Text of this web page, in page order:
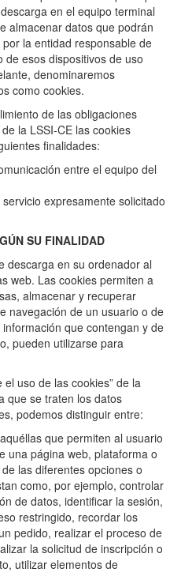
en el equipo terminal
almacenar datos que podrán
la entidad responsable de
esos dispositivos de uso
denominaremos
como cookies.
de las obligaciones
la LSSI-CE las cookies
finalidades:
entre el equipo del
expresamente solicitado
SU FINALIDAD
descarga en su ordenador al
web. Las cookies permiten a
almacenar y recuperar
navegación de un usuario o de
que contengan y de
pueden utilizarse para
uso de las cookies” de la
que se traten los datos
podemos distinguir entre:
que permiten al usuario
una página web, plataforma o
las diferentes opciones o
como, por ejemplo, controlar
de datos, identificar la sesión,
restringido, recordar los
pedido, realizar el proceso de
la solicitud de inscripción o
utilizar elementos de